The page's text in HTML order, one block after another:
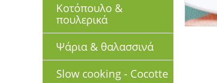
Κοτόπουλο &
πουλερικά
Ψάρια & θαλασσινά
Slow cooking - Cocotte